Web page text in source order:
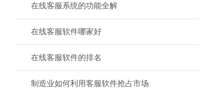
在线客服系统的功能全解
在线客服软件哪家好
在线客服软件的排名
制造业如何利用客服软件抢占市场